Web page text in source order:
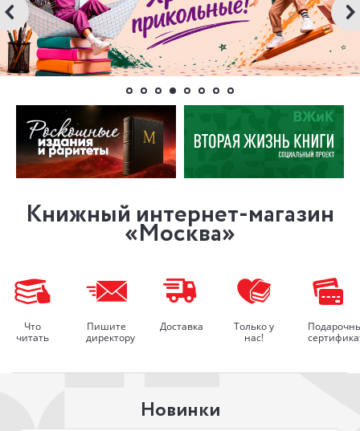
Книжный интернет-магазин
«Москва»
Что
читать
Пишите
директору
Доставка
Только у
нас!
Новинки